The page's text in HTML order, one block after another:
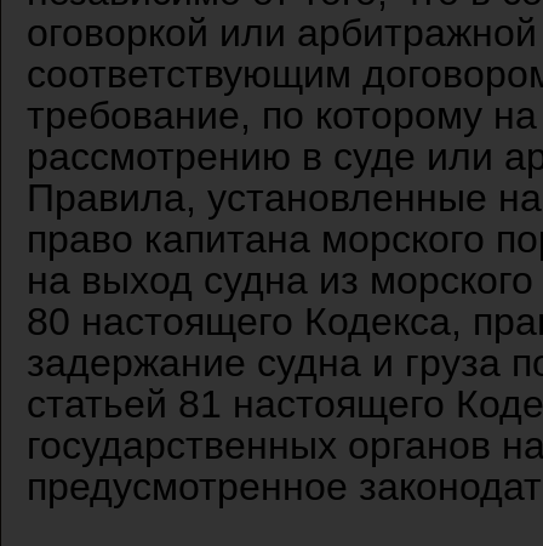
оговоркой или
соответствующим
требование, по которому
рассмотрению в суде или
Правила, установленные
право капитана морского
на выход судна из
80 настоящего Кодекса,
задержание судна и груза
статьей 81 настоящего
государственных органов
предусмотренное